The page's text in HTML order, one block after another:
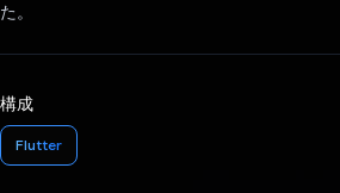
た。
構成
Flutter